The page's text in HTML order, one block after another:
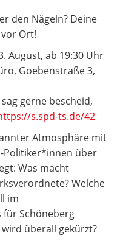
den Nägeln? Deine
Ort!
August, ab 19:30 Uhr
Goebenstraße 3,
gerne bescheid,
s.spd-ts.de/42
Atmosphäre mit
Politiker*innen über
Was macht
Welche
im
Schöneberg
überall gekürzt?